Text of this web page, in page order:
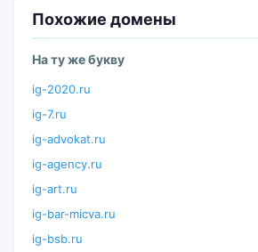
Похожие домены
На ту же букву
ig-2020.ru
ig-7.ru
ig-advokat.ru
ig-agency.ru
ig-art.ru
ig-bar-micva.ru
ig-bsb.ru